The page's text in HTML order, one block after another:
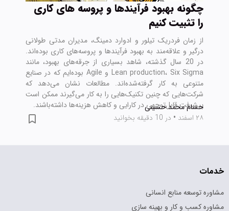
چگونه بهبود فرآیندها و پروسه های کاری
را تثبیت کنیم
از زمان فردریک تیلور و ادوارد دمینگ، مدیران مدتی طولانی
درگیر و علاقه‌مند به بهبود فرآیندها و پروسه‌های کاری بوده‌اند.
در 20 سال گذشته، شاهد بسیاری از جرقه‌های بهبود، مانند
Lean production، Six Sigma و Agile بوده‌ایم که در صنایع
متنوعی به کار گرفته‌شده‌اند. مطالعات نشان می‌دهد که
شرکت‌هایی که چنین تکنیک‌هایی را به کار می‌گیرند ممکن است
پیشرفت قابل‌توجهی در کارایی و کاهش هزینه‌ها داشته‌باشند.
حسام محمد حسینی
۲۸ اسفند
• در 10 دقیقه بخوانید
خدمات
مشاوره توسعه منابع انسانی
مشاوره کسب و کار و بهینه سازی